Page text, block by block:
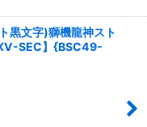
黒文字)獅機龍神スト
SEC】{BSC49-